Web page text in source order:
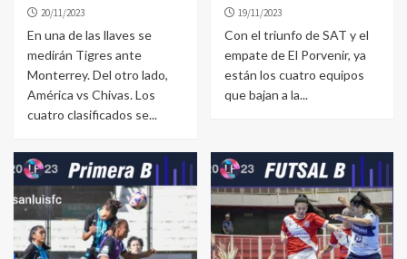
20/11/2023
En una de las llaves se
medirán Tigres ante
Monterrey. Del otro lado,
América vs Chivas. Los
cuatro clasificados se...
19/11/2023
Con el triunfo de SAT y el
empate de El Porvenir, ya
están los cuatro equipos
que bajan a la...